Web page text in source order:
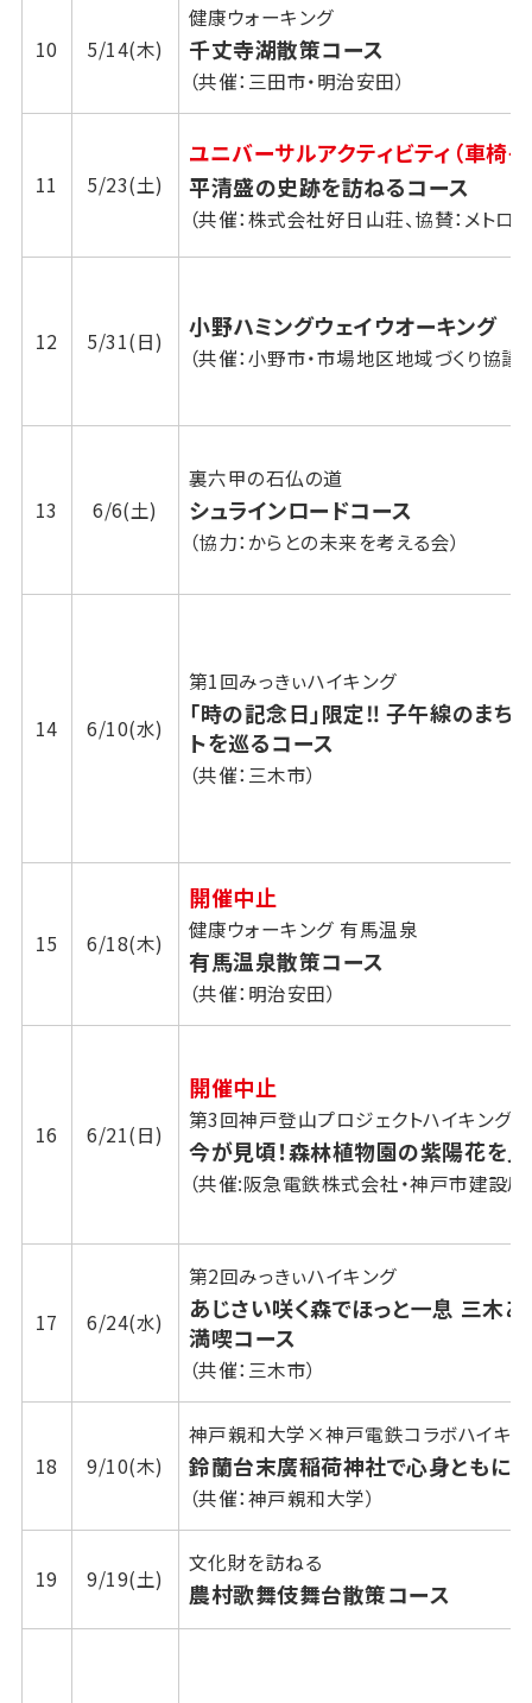
10 5/14(木)
健康ウォーキング
千丈寺湖散策コース
（共催：三田市・明治安田）
11 5/23(土)
ユニバーサルアクティビティ（車椅
平清盛の史跡を訪ねるコース
（共催：株式会社好日山荘、協賛：メトロ
12 5/31(日)
小野ハミングウェイウオーキング
（共催：小野市・市場地区地域づくり協議
13 6/6(土)
裏六甲の石仏の道
シュラインロードコース
（協力：からとの未来を考える会）
14 6/10(水)
第1回みっきぃハイキング
「時の記念日」限定‼ 子午線のまち
トを巡るコース
（共催：三木市）
15 6/18(木)
開催中止
健康ウォーキング 有馬温泉
有馬温泉散策コース
（共催：明治安田）
16 6/21(日)
開催中止
第3回神戸登山プロジェクトハイキング
今が見頃！森林植物園の紫陽花を見
（共催:阪急電鉄株式会社・神戸市建設局
17 6/24(水)
第2回みっきぃハイキング
あじさい咲く森でほっと一息 三木
満喫コース
（共催：三木市）
18 9/10(木)
神戸親和大学×神戸電鉄コラボハイキ
鈴蘭台末廣稲荷神社で心身ともに
（共催：神戸親和大学）
19 9/19(土)
文化財を訪ねる
農村歌舞伎舞台散策コース